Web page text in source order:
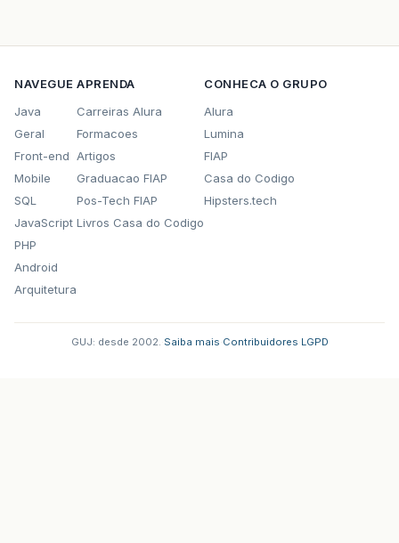
NAVEGUE
Java
Geral
Front-end
Mobile
SQL
JavaScript
PHP
Android
Arquitetura
APRENDA
Carreiras Alura
Formacoes
Artigos
Graduacao FIAP
Pos-Tech FIAP
Livros Casa do Codigo
CONHECA O GRUPO
Alura
Lumina
FIAP
Casa do Codigo
Hipsters.tech
GUJ: desde 2002. Saiba mais Contribuidores LGPD